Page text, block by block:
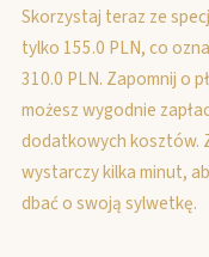
Skorzystaj teraz ze
tylko 155.0 PLN, co
310.0 PLN. Zapomnij o
możesz wygodnie
dodatkowych kosztów.
wystarczy kilka minut,
dbać o swoją sylwetkę.